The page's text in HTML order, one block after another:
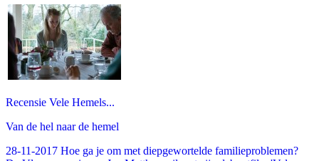
Recensie Vele Hemels...
Van de hel naar de hemel
28-11-2017 Hoe ga je om met diepgewortelde familieproblemen?